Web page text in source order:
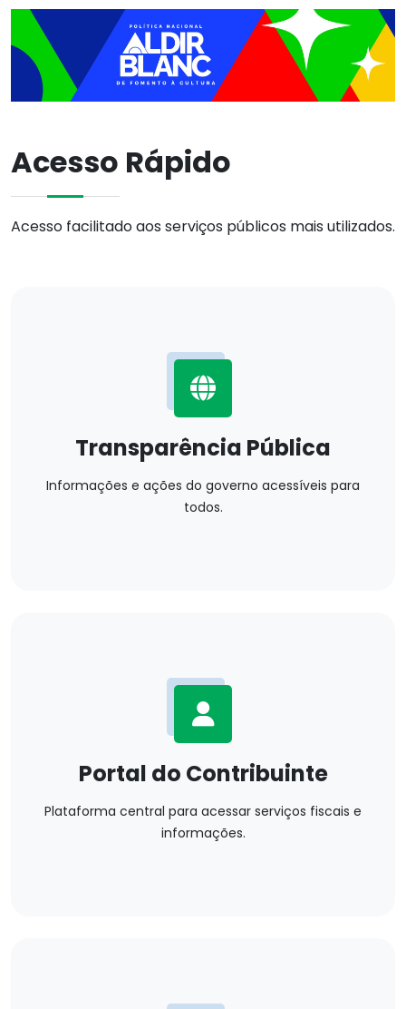
Acesso Rápido
Acesso facilitado aos serviços públicos mais utilizados.
Transparência Pública
Informações e ações do governo acessíveis para
todos.
Portal do Contribuinte
Plataforma central para acessar serviços fiscais e
informações.